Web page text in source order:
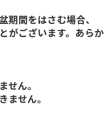
間をはさむ場合、
がございます。あらか
ん。
せん。